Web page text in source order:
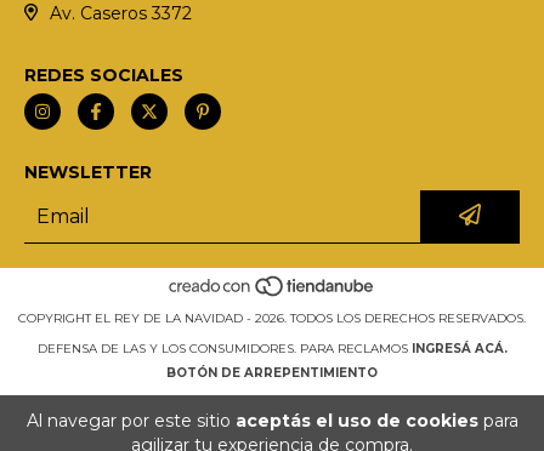
Al navegar por este sitio aceptás el uso de cookiespara
agilizar tu experiencia de compra.
Av. Caseros 3372
REDES SOCIALES
NEWSLETTER
COPYRIGHT EL REY DE LA NAVIDAD - 2026. TODOS LOS DERECHOS RESERVADOS.
DEFENSA DE LAS Y LOS CONSUMIDORES. PARA RECLAMOS INGRESÁ ACÁ.
BOTÓN DE ARREPENTIMIENTO